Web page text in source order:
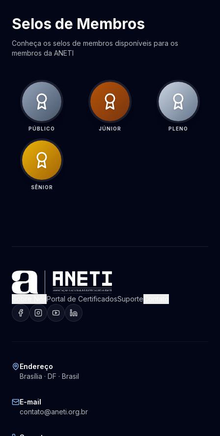
Selos de Membros
Conheça os selos de membros disponíveis para os
membros da ANETI
PÚBLICO JÚNIOR PLENO
SÊNIOR
Portal de CertificadosSuporte
Endereço
Brasília · DF · Brasil
E-mail
contato@aneti.org.br